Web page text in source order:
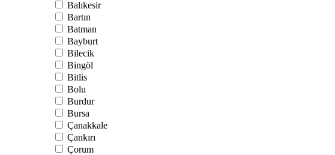
Balıkesir
Bartın
Batman
Bayburt
Bilecik
Bingöl
Bitlis
Bolu
Burdur
Bursa
Çanakkale
Çankırı
Çorum